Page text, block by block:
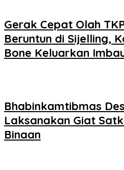
Gerak Cepat Olah
Beruntun di Sijelling,
Bone Keluarkan
Bhabinkamtibmas
Laksanakan Giat
Binaan